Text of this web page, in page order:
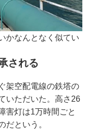
かなんとなく似てい
される
架空配電線の鉄塔の
いただいた。高さ26
害灯は1万時間ごと
だという。